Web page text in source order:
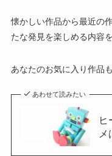
懐かしい作品から最近の
たな発見を楽しめる内容
あなたのお気に入り作品
あわせて読みたい
ヒ